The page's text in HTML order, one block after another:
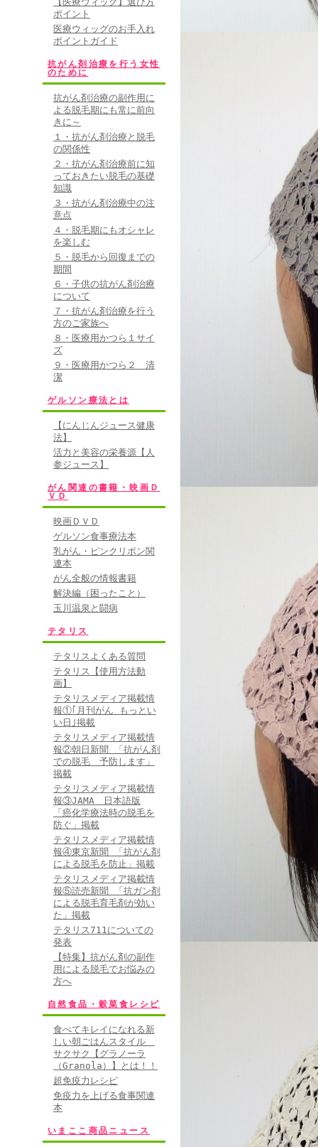
ポイント
医療ウィッグのお手入れ
ポイントガイド
抗がん剤治療を行う女性
のために
抗がん剤治療の副作用に
よる脱毛期にも常に前向
きに～
１・抗がん剤治療と脱毛
の関係性
２・抗がん剤治療前に知
っておきたい脱毛の基礎
知識
３・抗がん剤治療中の注
意点
４・脱毛期にもオシャレ
を楽しむ
５・脱毛から回復までの
期間
６・子供の抗がん剤治療
について
７・抗がん剤治療を行う
方のご家族へ
８・医療用かつら１サイ
ズ
９・医療用かつら２ 清
潔
ゲルソン療法とは
【にんじんジュース健康
法】
活力と美容の栄養源【人
参ジュース】
がん関連の書籍・映画Ｄ
ＶＤ
映画ＤＶＤ
ゲルソン食事療法本
乳がん・ピンクリボン関
連本
がん全般の情報書籍
解決編（困ったこと）
玉川温泉と闘病
テタリス
テタリスよくある質問
テタリス【使用方法動
画】
テタリスメディア掲載情
報①｢月刊がん もっとい
い日｣掲載
テタリスメディア掲載情
報②朝日新聞 「抗がん剤
での脱毛 予防します」
掲載
テタリスメディア掲載情
報③JAMA 日本語版
「癌化学療法時の脱毛を
防ぐ」掲載
テタリスメディア掲載情
報④東京新聞 「抗がん剤
による脱毛を防止」掲載
テタリスメディア掲載情
報⑤読売新聞 「抗ガン剤
による脱毛育毛剤が効い
た」掲載
テタリス711についての
発表
【特集】抗がん剤の副作
用による脱毛でお悩みの
方へ
自然食品・穀菜食レシピ
食べてキレイになれる新
しい朝ごはんスタイル
サクサク【グラノーラ
（Granola）】とは！！
超免疫力レシピ
免疫力を上げる食事関連
本
いまここ商品ニュース
• 2010/11/09
(190グレーと
れるのではない
購入しましたが
が有ると喜ばれ
ていただいたよ
ただけると助かり
• 2010/08/30
病室で家族が入
って色々検索し
方法が、難しく
の事、寝るとき
が電話で教えて
と不安だなぁ～
インターネット
が、電話でも注
は、私自身は髪
して、老人ホー
人ホームでご療
まとめて購入す
枚)1月まで、送
ました。御社は
老人ホームのみ
緒に入れておい
っしゃる方は皆
りがとうございし
• 2011/08/06
レベル：★★★★★
本当に本当に感謝
先日は本当にお
85歳で乳がんの
いました。 (250
• 2010/12/15
非常に軽くて気に